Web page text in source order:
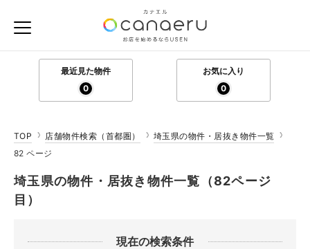
最近見た物件
0
お気に入り
0
TOP 店舗物件検索（首都圏）
埼玉県の物件・居抜き物件一覧
82 ページ
埼玉県の物件・居抜き物件一覧（82ページ
目）
現在の検索条件